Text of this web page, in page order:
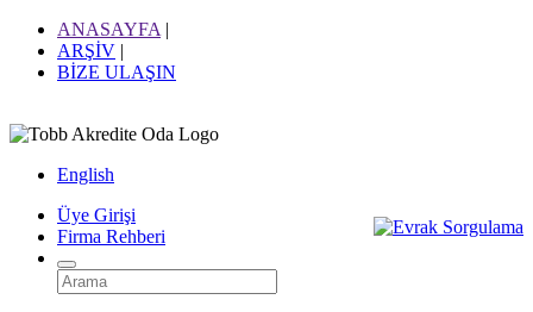
ANASAYFA |
ARŞİV |
BİZE ULAŞIN
English
Üye Girişi
Firma Rehberi